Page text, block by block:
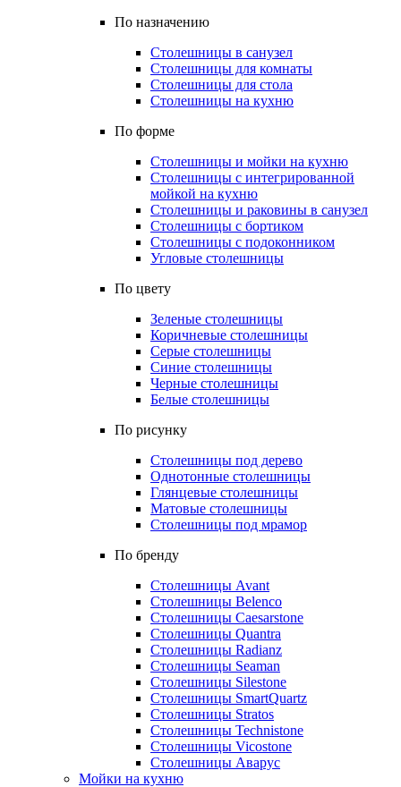
По назначению
Столешницы в санузел
Столешницы для комнаты
Столешницы для стола
Столешницы на кухню
По форме
Столешницы и мойки на кухню
Столешницы с интегрированной
мойкой на кухню
Столешницы и раковины в санузел
Столешницы с бортиком
Столешницы с подоконником
Угловые столешницы
По цвету
Зеленые столешницы
Коричневые столешницы
Серые столешницы
Синие столешницы
Черные столешницы
Белые столешницы
По рисунку
Столешницы под дерево
Однотонные столешницы
Глянцевые столешницы
Матовые столешницы
Столешницы под мрамор
По бренду
Столешницы Avant
Столешницы Belenco
Столешницы Caesarstone
Столешницы Quantra
Столешницы Radianz
Столешницы Seaman
Столешницы Silestone
Столешницы SmartQuartz
Столешницы Stratos
Столешницы Technistone
Столешницы Vicostone
Столешницы Аварус
Мойки на кухню